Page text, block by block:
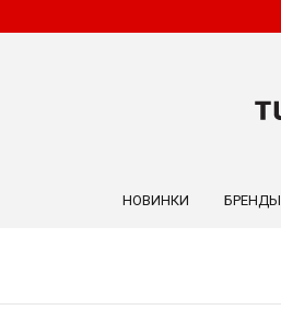
НОВИНКИ БРЕНДЫ